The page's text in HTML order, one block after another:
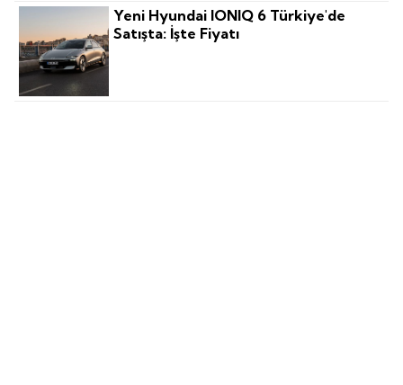
Yeni Hyundai IONIQ 6 Türkiye'de
Satışta: İşte Fiyatı